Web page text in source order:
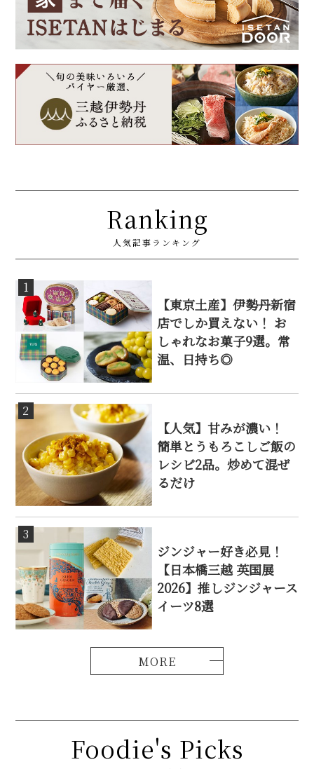
Ranking
人気記事ランキング
1
【東京土産】伊勢丹新宿
店でしか買えない！ お
しゃれなお菓子9選。常
温、日持ち◎
2
【人気】甘みが濃い！
簡単とうもろこしご飯の
レシピ2品。炒めて混ぜ
るだけ
3
ジンジャー好き必見！
【日本橋三越 英国展
2026】推しジンジャース
イーツ8選
Foodie's Picks